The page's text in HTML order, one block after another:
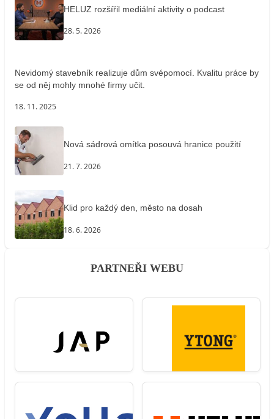
HELUZ rozšířil mediální aktivity o podcast
28. 5. 2026
Nevidomý stavebník realizuje dům svépomocí. Kvalitu práce by
se od něj mohly mnohé firmy učit.
18. 11. 2025
Nová sádrová omítka posouvá hranice použití
21. 7. 2026
Klid pro každý den, město na dosah
18. 6. 2026
PARTNEŘI WEBU